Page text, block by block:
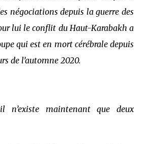
négociations depuis la guerre des
lui le conflit du Haut-Karabakh a
qui est en mort cérébrale depuis
de l’automne 2020.
il n’existe maintenant que deux